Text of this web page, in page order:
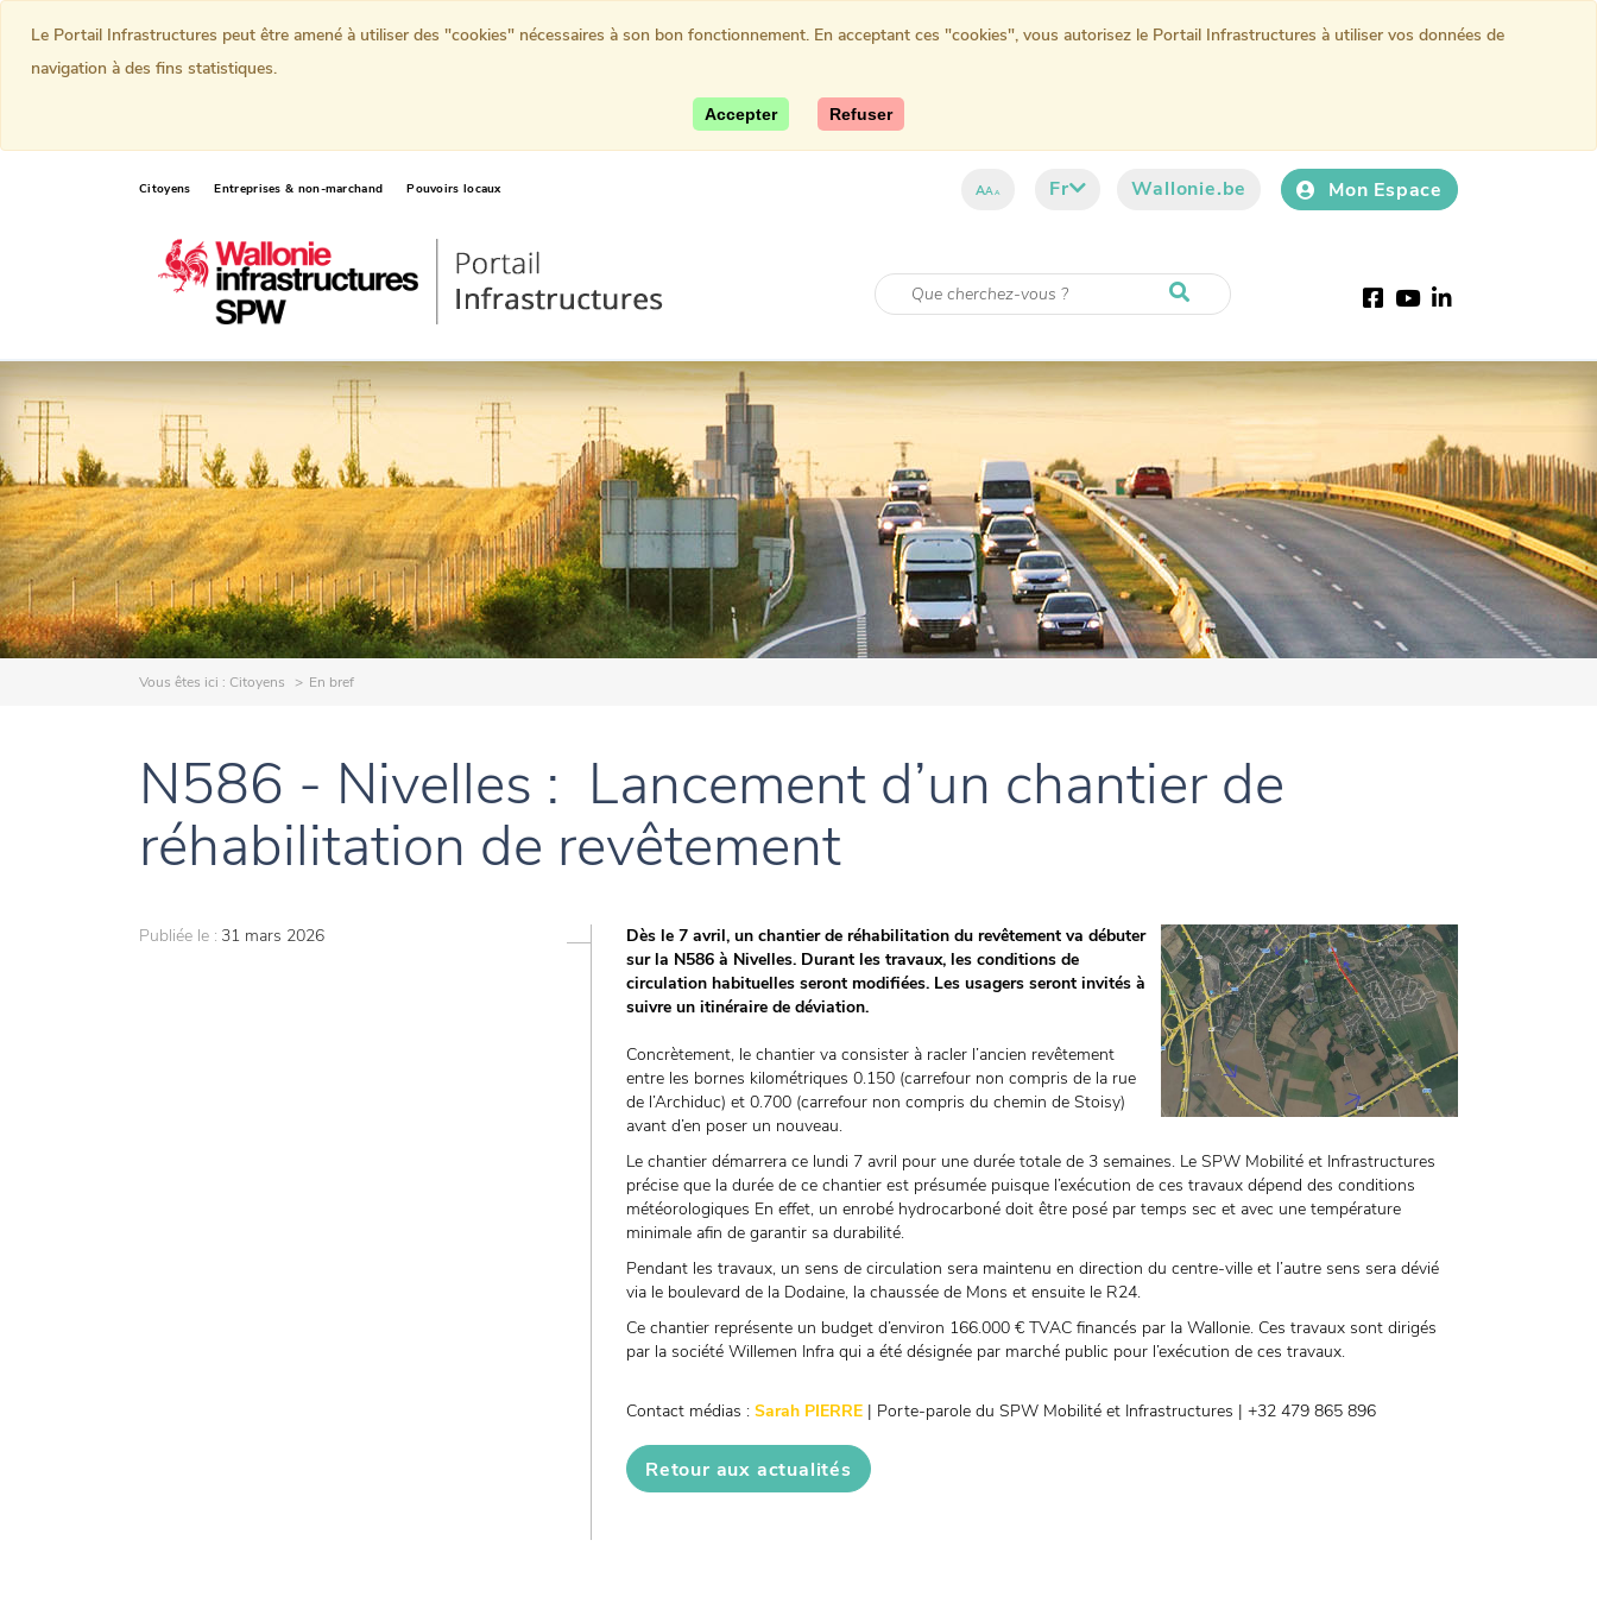
Citoyens Entreprises & non-marchand Pouvoirs locaux AAA Fr Wallonie.be Mon Espace
Facebook
YoutubeLinkedIn
Vous êtes ici : Citoyens En bref
N586 - Nivelles : Lancement d’un chantier de
réhabilitation de revêtement
Publiée le : 31 mars 2026
Dès le 7 avril, un chantier de réhabilitation du revêtement va débuter
sur la N586 à Nivelles. Durant les travaux, les conditions de
circulation habituelles seront modifiées. Les usagers seront invités à
suivre un itinéraire de déviation.
Concrètement, le chantier va consister à racler l’ancien revêtement
entre les bornes kilométriques 0.150 (carrefour non compris de la rue
de l’Archiduc) et 0.700 (carrefour non compris du chemin de Stoisy)
avant d’en poser un nouveau.
Le chantier démarrera ce lundi 7 avril pour une durée totale de 3 semaines. Le SPW Mobilité et Infrastructures
précise que la durée de ce chantier est présumée puisque l’exécution de ces travaux dépend des conditions
météorologiques En effet, un enrobé hydrocarboné doit être posé par temps sec et avec une température
minimale afin de garantir sa durabilité.
Pendant les travaux, un sens de circulation sera maintenu en direction du centre-ville et l’autre sens sera dévié
via le boulevard de la Dodaine, la chaussée de Mons et ensuite le R24.
Ce chantier représente un budget d’environ 166.000 € TVAC financés par la Wallonie. Ces travaux sont dirigés
par la société Willemen Infra qui a été désignée par marché public pour l’exécution de ces travaux.
Contact médias : Sarah PIERRE | Porte-parole du SPW Mobilité et Infrastructures | +32 479 865 896
Retour aux actualités
Le Portail Infrastructures peut être amené à utiliser des "cookies" nécessaires à son bon fonctionnement. En acceptant ces "cookies", vous autorisez le Portail Infrastructures à utiliser vos données de
navigation à des fins statistiques.
Accepter Refuser